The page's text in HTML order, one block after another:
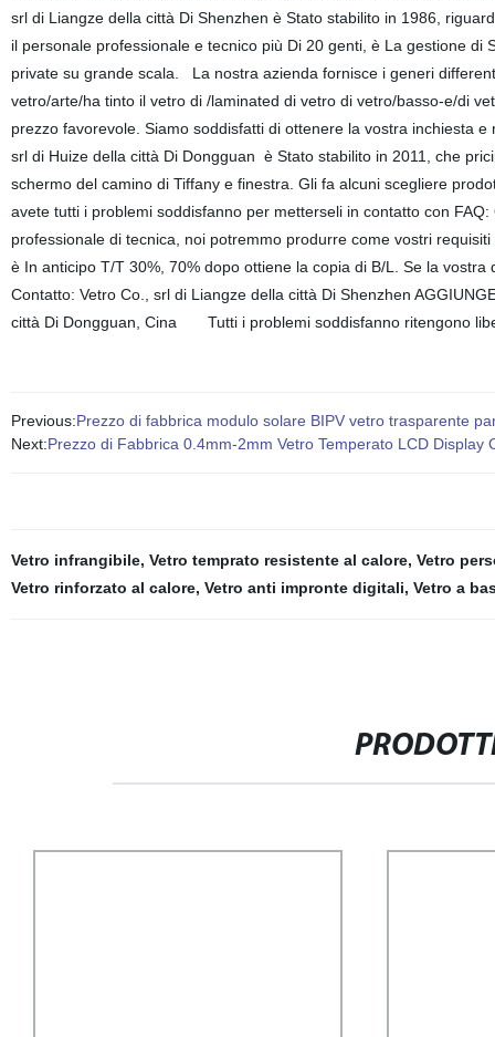
srl di Liangze della città Di Shenzhen è Stato stabilito in 1986,
il personale professionale e tecnico più Di 20 genti, è La gestione
private su grande scala. La nostra azienda fornisce i generi
vetro/arte/ha tinto il vetro di /laminated di vetro di vetro/basso-e/di
prezzo favorevole. Siamo soddisfatti di ottenere la vostra inchiesta
srl di Huize della città Di Dongguan è Stato stabilito in 2011, che
schermo del camino di Tiffany e finestra. Gli fa alcuni scegliere
avete tutti i problemi soddisfanno per metterseli in contatto con
professionale di tecnica, noi potremmo produrre come vostri
è In anticipo T/T 30%, 70% dopo ottiene la copia di B/L. Se la
Contatto: Vetro Co., srl di Liangze della città Di Shenzhen
città Di Dongguan, Cina Tutti i problemi soddisfanno ritengono
Previous:Prezzo di fabbrica modulo solare BIPV vetro trasparente
Next:Prezzo di Fabbrica 0.4mm-2mm Vetro Temperato LCD
Vetro infrangibile, Vetro temprato resistente al calore, Vetro
Vetro rinforzato al calore, Vetro anti impronte digitali, Vetro a